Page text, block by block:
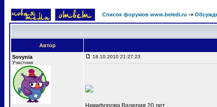
Список форумов www.beledi.ru ->
Автор
Sovynia
Участник
18.10.2010 21:27:23
Никифорова Валерия 20 лет